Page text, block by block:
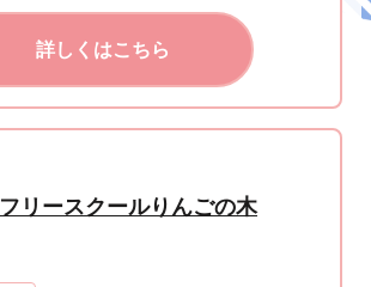
詳しくはこちら
フリースクールりんごの木